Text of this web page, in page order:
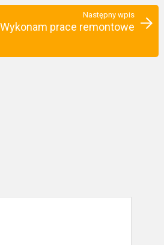
Następny wpis
Wykonam prace remontowe